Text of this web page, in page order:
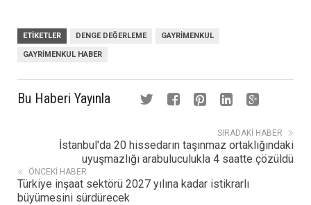
ETIKETLER DENGE DEĞERLEME GAYRIMENKUL
GAYRIMENKUL HABER
Bu Haberi Yayınla
SIRADAKI HABER
İstanbul'da 20 hissedarın taşınmaz ortaklığındaki
uyuşmazlığı arabuluculukla 4 saatte çözüldü
ÖNCEKI HABER
Türkiye inşaat sektörü 2027 yılına kadar istikrarlı
büyümesini sürdürecek